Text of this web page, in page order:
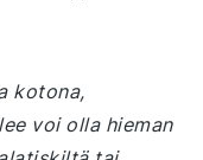
kotona,
voi olla hieman